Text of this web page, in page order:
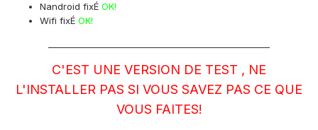
Nandroid fixÉ OK!
Wifi fixÉ OK!
C'EST UNE VERSION DE TEST , NE
L'INSTALLER PAS SI VOUS SAVEZ PAS CE QUE
VOUS FAITES!